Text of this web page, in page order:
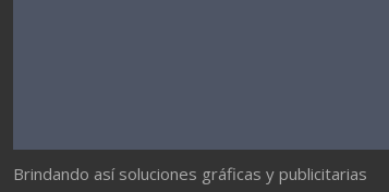
Brindando así soluciones gráficas y publicitarias